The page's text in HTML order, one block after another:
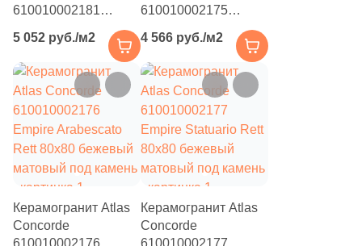
Кирпичный (82)
Коричневый ( 82
Кофейный (82)
Красный (82)
Кремовый (82)
Оранжевый ( 82)
Розовый (
610010002181
Black Rett 80x80
черный матовый под
камень
5 052 руб./м2
610010002175
Diamond Rett 80x80
бежевый матовый
под камень
4 566 руб./м2
Керамогранит Atlas
Concorde
610010002176
Керамогранит Atlas
Concorde
610010002177